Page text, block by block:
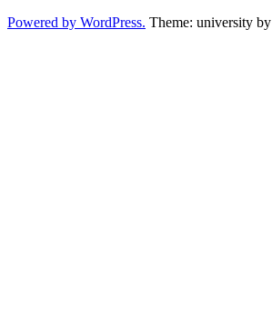
Powered by WordPress. Theme: university by